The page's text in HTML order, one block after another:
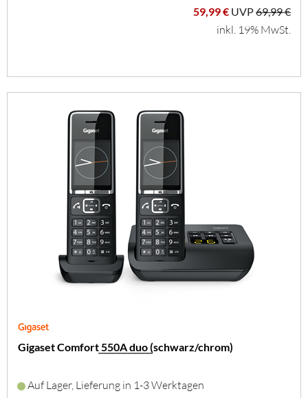
59,99 € UVP69,99 €
inkl. 19% MwSt.
Gigaset Comfort 550A duo (schwarz/chrom)
Auf Lager, Lieferung in 1-3 Werktagen